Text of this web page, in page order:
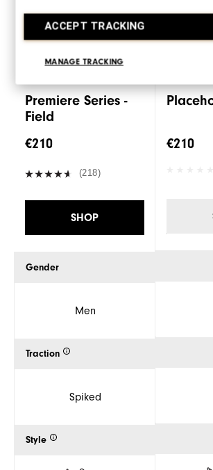
ACCEPT TRACKING
MANAGE TRACKING
+2
Premiere Series -
Field
€210
(218)
SHOP
Gender
Men
Traction
Spiked
Style
€210